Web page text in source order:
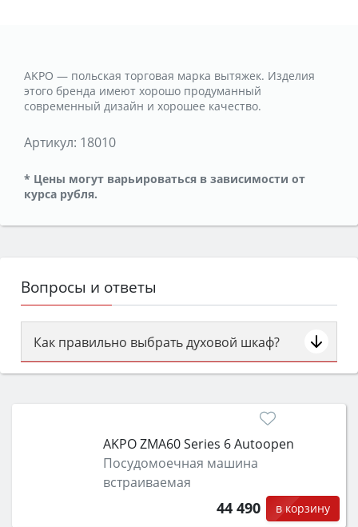
AKPO — польская торговая марка вытяжек. Изделия
этого бренда имеют хорошо продуманный
современный дизайн и хорошее качество.
Артикул: 18010
* Цены могут варьироваться в зависимости от
курса рубля.
Вопросы и ответы
Как правильно выбрать духовой шкаф?
Сначала определитесь с типом (газовый или
затем смотрите на объём 50–70 л для семьи,
функции (конвекция, гриль, самоочистка,
защита от детей).
AKPO ZMA60 Series 6 Autoopen
Посудомоечная машина
встраиваемая
44 490 в корзину